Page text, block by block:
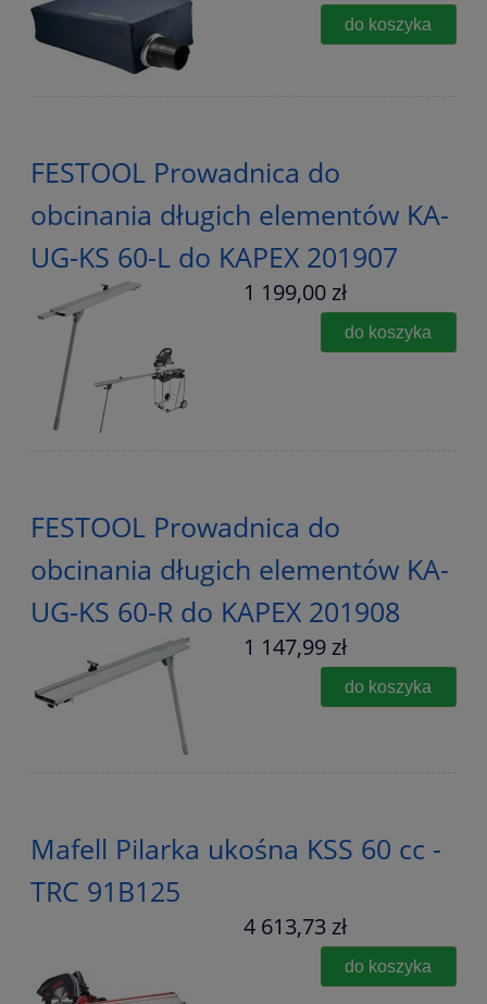
do koszyka
FESTOOL Prowadnica do
obcinania długich elementów KA-
UG-KS 60-L do KAPEX 201907
1 199,00 zł
do koszyka
FESTOOL Prowadnica do
obcinania długich elementów KA-
UG-KS 60-R do KAPEX 201908
1 147,99 zł
do koszyka
Mafell Pilarka ukośna KSS 60 cc -
TRC 91B125
4 613,73 zł
do koszyka